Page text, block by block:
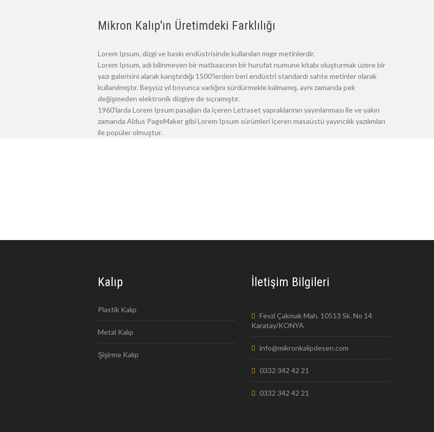
Mikron Kalıp'ın Üretimdeki Farklılığı
Lorem Ipsum, dizgi ve baskı endüstrisinde kullanılan mıgır metinlerdir.
Lorem Ipsum, adı bilinmeyen bir matbaacının bir hurufat numune kitabı oluşturmak üzere bir
yazı galerisini alarak karıştırdığı 1500'lerden beri endüstri standardı sahte metinler olarak
kullanılmıştır. Beşyüz yıl boyunca varlığını sürdürmekle kalmamış, aynı zamanda pek
değişmeden elektronik dizgiye de sıçramıştır.
1960'larda Lorem Ipsum pasajları da içeren Letraset yapraklarının yayınlanması ile ve yakın
zamanda Aldus PageMaker gibi Lorem Ipsum sürümleri içeren masaüstü yayıncılık yazılımları
ile popüler olmuştur.
Kalıp
Plastik Kalıp
Metal Kalıp
Şişirme Kalıp
İletişim Bilgileri
Fevzi Çakmak Mah. 10513 Sk. No 14
Karatay/KONYA
info@mikronkalipdesen.com
0332 342 42 21
0332 342 42 21